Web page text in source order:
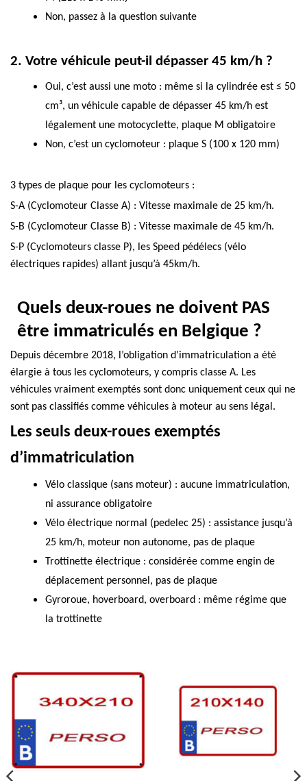
Non, passez à la question suivante
2. Votre véhicule peut-il dépasser 45 km/h ?
Oui, c’est aussi une moto : même si la cylindrée est ≤ 50
cm³, un véhicule capable de dépasser 45 km/h est
légalement une motocyclette, plaqueM obligatoire
Non, c’est un cyclomoteur : plaqueS (100 x 120 mm)
3 types de plaque pour les cyclomoteurs :
S-A (Cyclomoteur Classe A) : Vitesse maximale de 25 km/h.
S-B (Cyclomoteur Classe B) : Vitesse maximale de 45 km/h.
S-P (Cyclomoteurs classe P), les Speed pédélecs (vélo
électriques rapides) allant jusqu’à 45km/h.
Quels deux-roues ne doivent PAS
être immatriculés en Belgique ?
Depuis décembre 2018, l’obligation d’immatriculation a été
élargie à tous les cyclomoteurs, y compris classe A. Les
véhicules vraiment exemptés sont donc uniquement ceux qui ne
sont pas classifiés comme véhicules à moteur au sens légal.
Les seuls deux-roues exemptés
d’immatriculation
Vélo classique (sans moteur) : aucune immatriculation,
ni assurance obligatoire
Vélo électrique normal (pedelec 25) : assistance jusqu’à
25 km/h, moteur non autonome, pas de plaque
Trottinette électrique: considérée comme engin de
déplacement personnel, pas de plaque
Gyroroue, hoverboard, overboard: même régime que
la trottinette